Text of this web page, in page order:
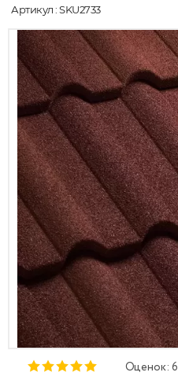
Артикул : SKU2733
Оценок: 6